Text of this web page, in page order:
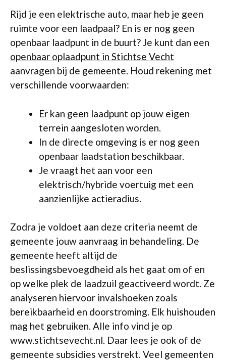
Rijd je een elektrische auto, maar heb je geen
ruimte voor een laadpaal? En is er nog geen
openbaar laadpunt in de buurt? Je kunt dan een
openbaar oplaadpunt in Stichtse Vecht
aanvragen bij de gemeente. Houd rekening met
verschillende voorwaarden:
Er kan geen laadpunt op jouw eigen
terrein aangesloten worden.
In de directe omgeving is er nog geen
openbaar laadstation beschikbaar.
Je vraagt het aan voor een
elektrisch/hybride voertuig met een
aanzienlijke actieradius.
Zodra je voldoet aan deze criteria neemt de
gemeente jouw aanvraag in behandeling. De
gemeente heeft altijd de
beslissingsbevoegdheid als het gaat om of en
op welke plek de laadzuil geactiveerd wordt. Ze
analyseren hiervoor invalshoeken zoals
bereikbaarheid en doorstroming. Elk huishouden
mag het gebruiken. Alle info vind je op
www.stichtsevecht.nl. Daar lees je ook of de
gemeente subsidies verstrekt. Veel gemeenten